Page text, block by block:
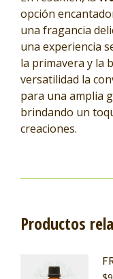
opción
una fragancia
una experiencia
la primavera y la
versatilidad la
para una amplia
brindando un
creaciones.
Productos